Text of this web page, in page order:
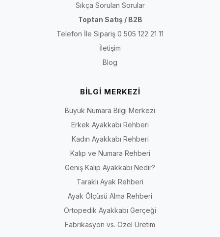
Sıkça Sorulan Sorular
Toptan Satış / B2B
Telefon İle Sipariş 0 505 122 21 11
İletişim
Blog
BİLGİ MERKEZİ
Büyük Numara Bilgi Merkezi
Erkek Ayakkabı Rehberi
Kadın Ayakkabı Rehberi
Kalıp ve Numara Rehberi
Geniş Kalıp Ayakkabı Nedir?
Taraklı Ayak Rehberi
Ayak Ölçüsü Alma Rehberi
Ortopedik Ayakkabı Gerçeği
Fabrikasyon vs. Özel Üretim